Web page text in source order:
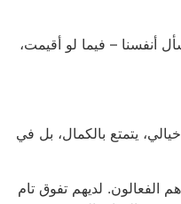
أنفسنا – فيما لو أقيمت،
يتمتع بالكمال، بل في
الفعالون. لديهم تفوق تام